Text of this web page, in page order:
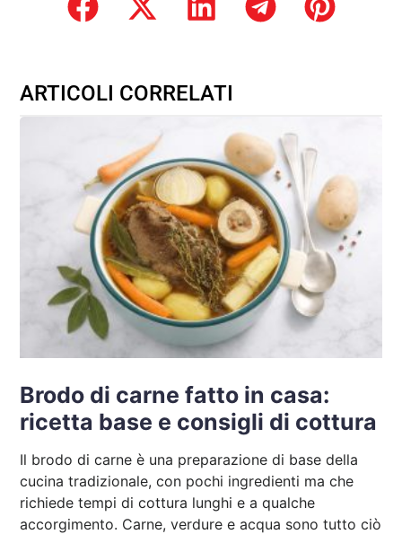
ARTICOLI CORRELATI
Brodo di carne fatto in casa:
ricetta base e consigli di cottura
Il brodo di carne è una preparazione di base della
cucina tradizionale, con pochi ingredienti ma che
richiede tempi di cottura lunghi e a qualche
accorgimento. Carne, verdure e acqua sono tutto ciò